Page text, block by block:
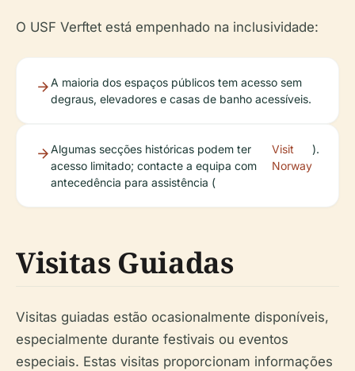
O USF Verftet está empenhado na inclusividade:
A maioria dos espaços públicos tem acesso sem
degraus, elevadores e casas de banho acessíveis.
Algumas secções históricas podem ter
acesso limitado; contacte a equipa com
antecedência para assistência (
Visit
Norway
).
Visitas Guiadas
Visitas guiadas estão ocasionalmente disponíveis,
especialmente durante festivais ou eventos
especiais. Estas visitas proporcionam informações